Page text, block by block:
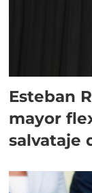
Esteban
mayor
salvataje